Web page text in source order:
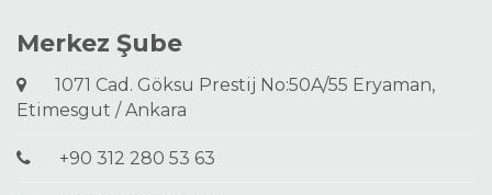
Merkez Şube
1071 Cad. Göksu Prestij No:50A/55 Eryaman,
Etimesgut / Ankara
+90 312 280 53 63